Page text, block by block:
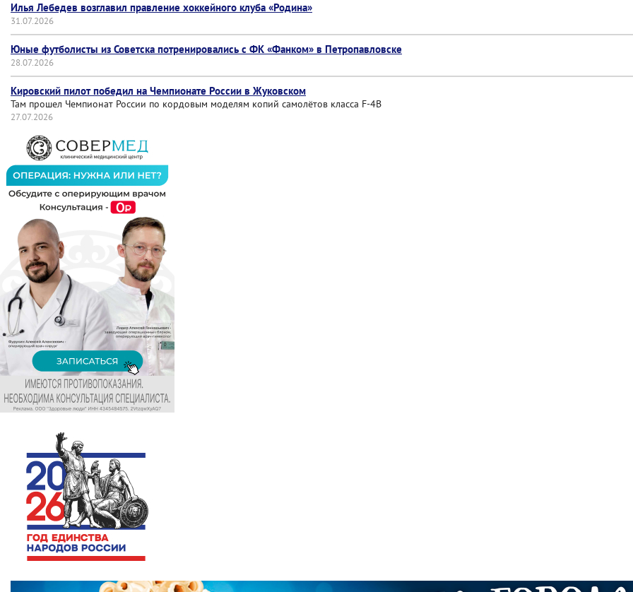
Илья Лебедев возглавил правление хоккейного клуба «Родина»
31.07.2026
Юные футболисты из Советска потренировались с ФК «Фанком» в Петропавловске
28.07.2026
Кировский пилот победил на Чемпионате России в Жуковском
Там прошел Чемпионат России по кордовым моделям копий самолётов класса F-4B
27.07.2026